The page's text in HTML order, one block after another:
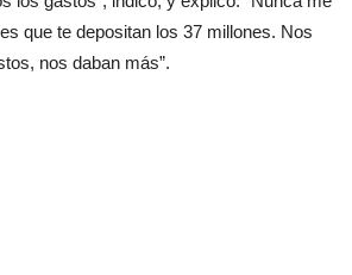
que te depositan los 37 millones. Nos
nos daban más”.